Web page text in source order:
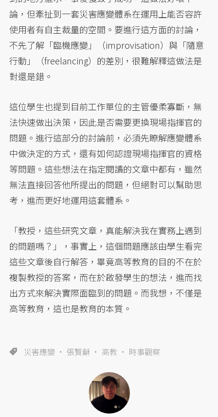
論，但牽扯到一套災害應變體系在運用上能否容許
使用者有自主裁量的空間。要進行這方面的討論，
不先了解「臨機應變」（improvisation）與「隨意
行動」（freelancing）的差別，很難解釋這做法是
對還是錯。
這位學生也提到目前工作單位的主管優柔寡斷，無
法快速做出決策，因此是否需要更換現場指揮官的
問題。進行這部分的討論前，必須先瞭解應變體系
中做決定的方式，還有如何認證現場指揮官的資格
等問題。這些想法在指定閱讀的文章中都有，雖然
無法直接回答他所提出的問題，但絕對可以幫助思
考，進而更好地運用這套體系。
「教授，這些研究文章，真能解決我在實務上遇到
的問題嗎？」，事實上，這個問題應該由學生看完
這些文章後自行解答，畢竟高等教育的目的不在於
複製教授的答案，而在於啟發學生的想法，進而找
出方式來解決實際面臨到的問題。而我想，不僅是
高等教育，這也是教育的本質。
災害應變 張賢龢 高教 時事觀察